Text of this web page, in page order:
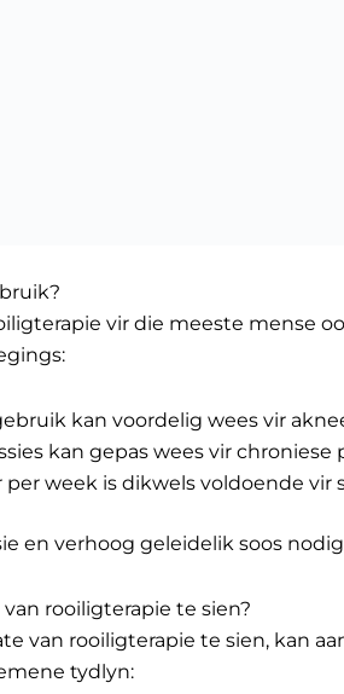
vir die meeste mense
kan voordelig wees vir
kan gepas wees vir
per week is dikwels voldoende vir
en verhoog geleidelik soos
rooiligterapie te sien?
van rooiligterapie te sien, kan
tydlyn: